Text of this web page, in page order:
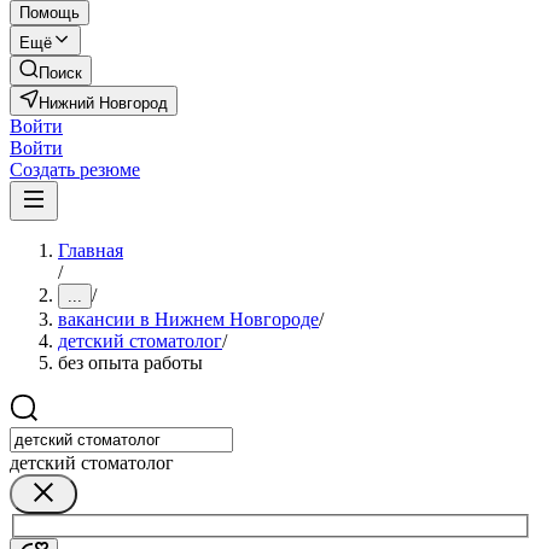
Помощь
Ещё
Поиск
Нижний Новгород
Войти
Войти
Создать резюме
Главная
/
... /
вакансии в Нижнем Новгороде/
детский стоматолог/
без опыта работы
детский стоматолог